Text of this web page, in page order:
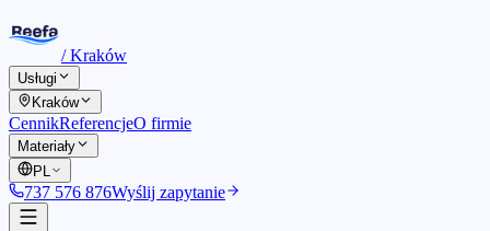
/Kraków
Usługi
Kraków
CennikReferencjeO firmie
Materiały
PL
737 576 876Wyślij zapytanie